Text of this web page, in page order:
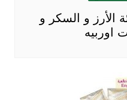
الأرز و السكر و
اوربيه